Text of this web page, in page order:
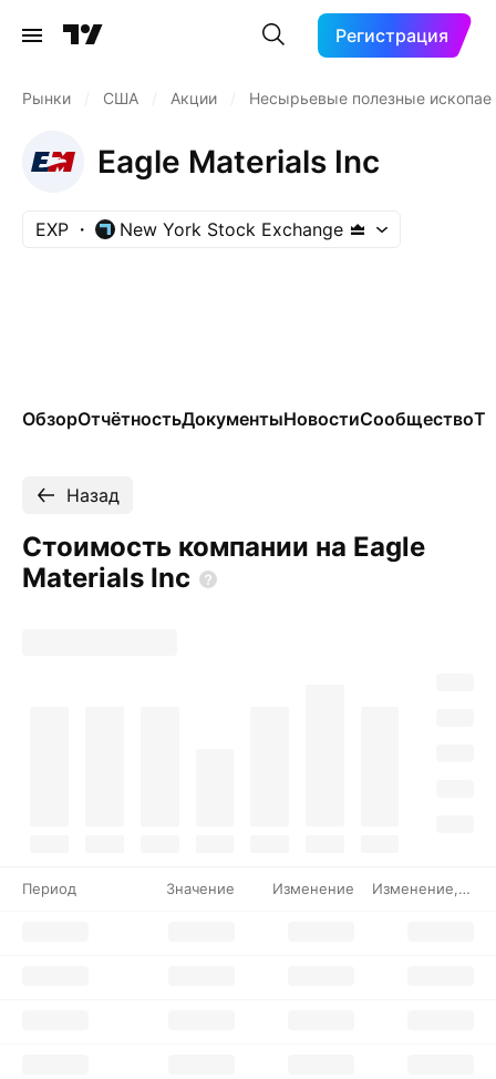
Регистрация
Рынки США Акции Несырьевые полезные
Eagle Materials Inc
EXP New York Stock Exchange
ОбзорОтчётностьДокументыНовостиСообщество
Назад
Стоимость компании на Eagle
Materials Inc
Период Значение Изменение Изменение, %